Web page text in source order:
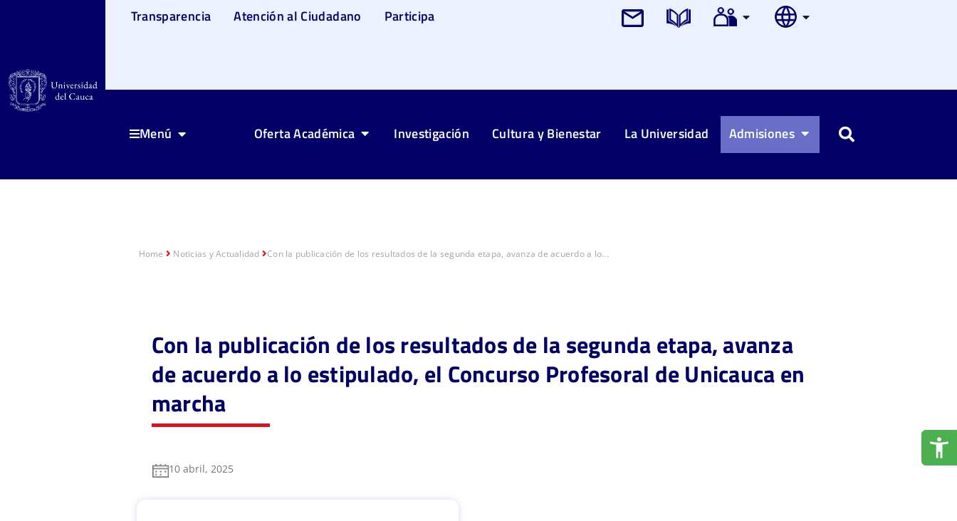
Transparencia Atención al Ciudadano Participa
Menú Oferta Académica Investigación Cultura y Bienestar La Universidad Admisiones Buscar
Home Noticias y Actualidad Con la publicación de los resultados de la segunda etapa, avanza de acuerdo a lo...
Con la publicación de los resultados de la segunda etapa, avanza
de acuerdo a lo estipulado, el Concurso Profesoral de Unicauca en
marcha
10 abril, 2025